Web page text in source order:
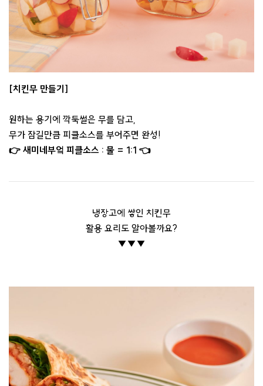
[치킨무 만들기]
원하는 용기에 깍둑썰은 무를 담고,
무가 잠길만큼 피클소스를 부어주면 완성!
👉 새미네부엌 피클소스 : 물 = 1:1 👈
냉장고에 쌓인 치킨무
활용 요리도 알아볼까요?
▼▼▼